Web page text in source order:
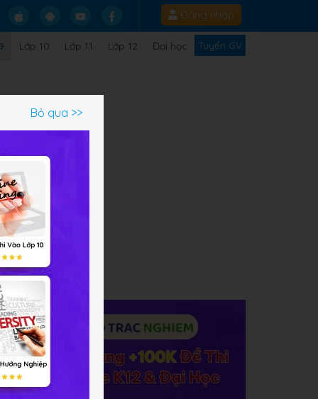
Đăng nhập
Lớp 10 Lớp 11 Lớp 12 Đại học Tuyển GV
Bỏ qua >>